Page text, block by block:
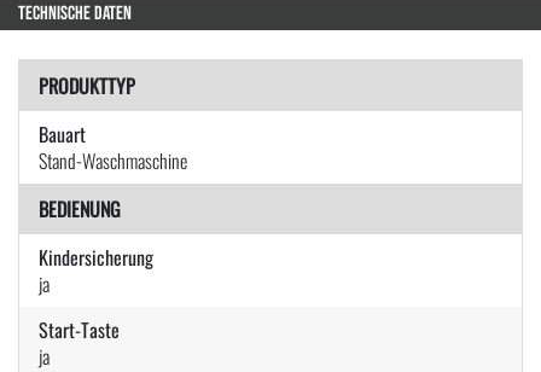
TECHNISCHE DATEN
PRODUKTTYP
Bauart
Stand-Waschmaschine
BEDIENUNG
Kindersicherung
ja
Start-Taste
ja